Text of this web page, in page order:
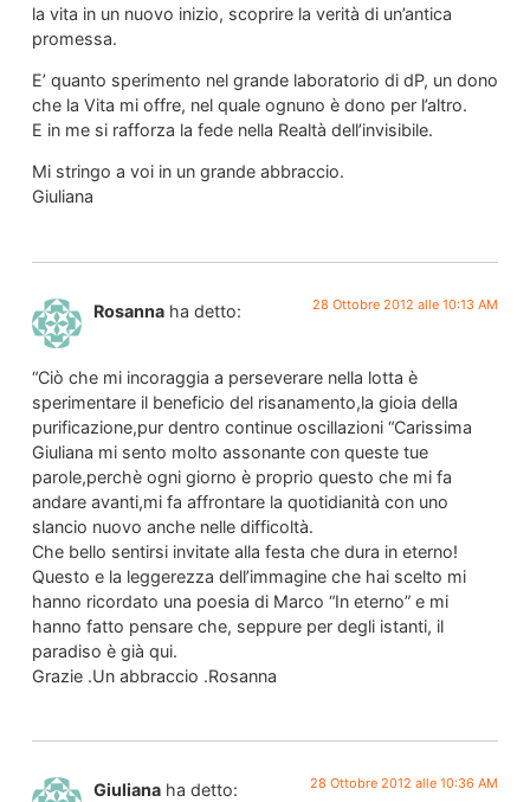
la vita in un nuovo inizio, scoprire la verità di un’antica
promessa.
E’ quanto sperimento nel grande laboratorio di dP, un dono
che la Vita mi offre, nel quale ognuno è dono per l’altro.
E in me si rafforza la fede nella Realtà dell’invisibile.
Mi stringo a voi in un grande abbraccio.
Giuliana
Rosanna ha detto: 28 Ottobre 2012 alle 10:13 AM
“Ciò che mi incoraggia a perseverare nella lotta è
sperimentare il beneficio del risanamento,la gioia della
purificazione,pur dentro continue oscillazioni “Carissima
Giuliana mi sento molto assonante con queste tue
parole,perchè ogni giorno è proprio questo che mi fa
andare avanti,mi fa affrontare la quotidianità con uno
slancio nuovo anche nelle difficoltà.
Che bello sentirsi invitate alla festa che dura in eterno!
Questo e la leggerezza dell’immagine che hai scelto mi
hanno ricordato una poesia di Marco “In eterno” e mi
hanno fatto pensare che, seppure per degli istanti, il
paradiso è già qui.
Grazie .Un abbraccio .Rosanna
Giuliana ha detto: 28 Ottobre 2012 alle 10:36 AM